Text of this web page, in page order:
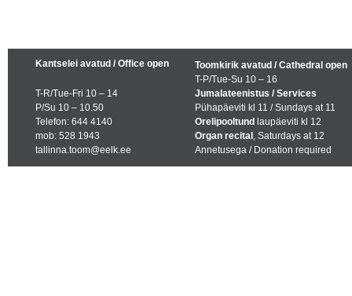
Kantselei avatud / Office open
T-R/Tue-Fri 10 – 14
P/Su 10 – 10.50
Telefon: 644 4140
mob: 528 1943
tallinna.toom@eelk.ee
Toomkirik avatud / Cathedral open
T-P/Tue-Su 10 – 16
Jumalateenistus / Services
Pühapäeviti kl 11 / Sundays at 11
Orelipooltund laupäeviti kl 12
Organ recital , Saturdays at 12
Annetusega / Donation required